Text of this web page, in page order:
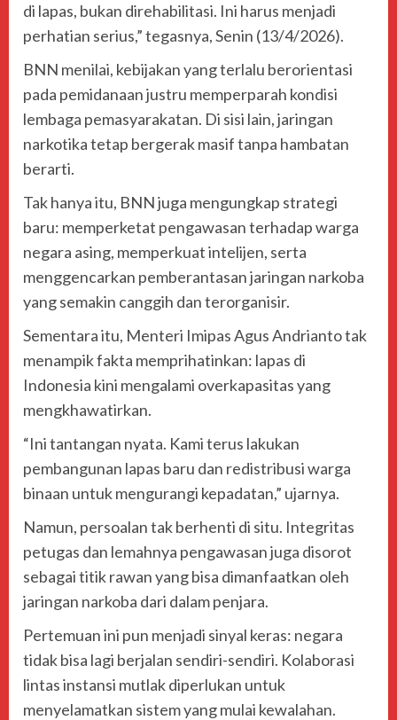
di lapas, bukan direhabilitasi. Ini harus menjadi
perhatian serius,” tegasnya, Senin (13/4/2026).
BNN menilai, kebijakan yang terlalu berorientasi
pada pemidanaan justru memperparah kondisi
lembaga pemasyarakatan. Di sisi lain, jaringan
narkotika tetap bergerak masif tanpa hambatan
berarti.
Tak hanya itu, BNN juga mengungkap strategi
baru: memperketat pengawasan terhadap warga
negara asing, memperkuat intelijen, serta
menggencarkan pemberantasan jaringan narkoba
yang semakin canggih dan terorganisir.
Sementara itu, Menteri ImipasAgus Andriantotak
menampik fakta memprihatinkan: lapas di
Indonesia kini mengalami overkapasitas yang
mengkhawatirkan.
“Ini tantangan nyata. Kami terus lakukan
pembangunan lapas baru dan redistribusi warga
binaan untuk mengurangi kepadatan,” ujarnya.
Namun, persoalan tak berhenti di situ. Integritas
petugas dan lemahnya pengawasan juga disorot
sebagai titik rawan yang bisa dimanfaatkan oleh
jaringan narkoba dari dalam penjara.
Pertemuan ini pun menjadi sinyal keras: negara
tidak bisa lagi berjalan sendiri-sendiri. Kolaborasi
lintas instansi mutlak diperlukan untuk
menyelamatkan sistem yang mulai kewalahan.